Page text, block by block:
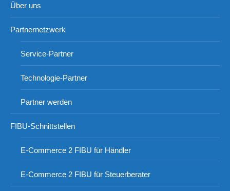
Über uns
Partnernetzwerk
Service-Partner
Technologie-Partner
Partner werden
FIBU-Schnittstellen
E-Commerce 2 FIBU für Händler
E-Commerce 2 FIBU für Steuerberater